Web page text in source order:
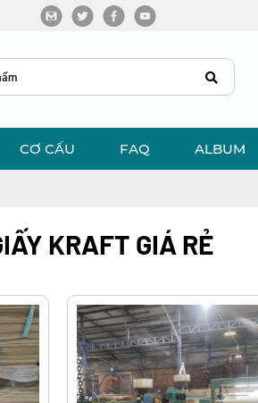
CƠ CẤU FAQ ALBUM
KRAFT GIÁ RẺ